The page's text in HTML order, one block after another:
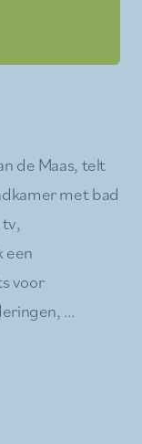
de Maas, telt
met bad
een
voor
...